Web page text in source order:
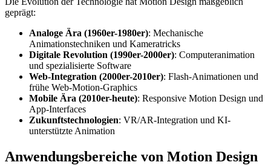
geprägt:
Analoge Ära (1960er-1980er): Mechanische
Animationstechniken und Kameratricks
Digitale Revolution (1990er-2000er): Computeranimation
und spezialisierte Software
Web-Integration (2000er-2010er): Flash-Animationen und
frühe Web-Motion-Graphics
Mobile Ära (2010er-heute): Responsive Motion Design und
App-Interfaces
Zukunftstechnologien: VR/AR-Integration und KI-
unterstützte Animation
Anwendungsbereiche von Motion Design